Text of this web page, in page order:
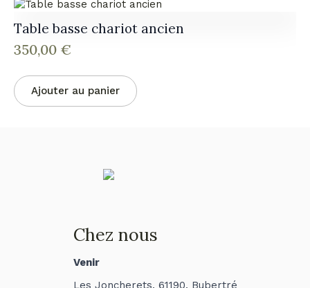
Table basse chariot ancien
350,00 €
Ajouter au panier
Chez nous
Venir
Les Joncherets, 61190, Bubertré